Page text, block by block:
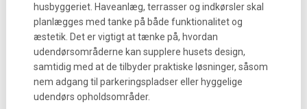
husbyggeriet. Haveanlæg, terrasser og indkørsler skal
planlægges med tanke på både funktionalitet og
æstetik. Det er vigtigt at tænke på, hvordan
udendørsområderne kan supplere husets design,
samtidig med at de tilbyder praktiske løsninger, såsom
nem adgang til parkeringspladser eller hyggelige
udendørs opholdsområder.